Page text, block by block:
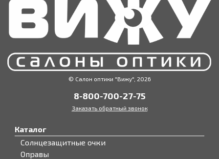
© Салон оптики "Вижу", 2026
8-800-700-27-75
Заказать обратный звонок
Каталог
Солнцезащитные очки
Оправы